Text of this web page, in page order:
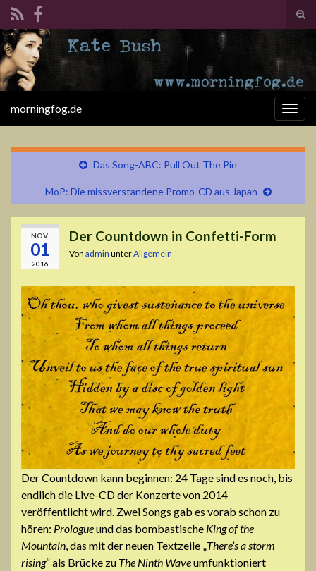
Search for:
morningfog.de
Das Song-ABC: Pull Out The Pin
MoP: Die missverstandene Promo-CD aus Japan
NOV.
01
2016
Der Countdown in Confetti-Form
Von admin unterAllgemein
Der Countdown kann beginnen: 24 Tage sind es noch, bis
endlich die Live-CD der Konzerte von 2014
veröffentlicht wird. Zwei Songs gab es vorab schon zu
hören: Prologueund das bombastische King of the
Mountain , das mit der neuen Textzeile „ There’s a storm
rising“ als Brücke zu The Ninth Waveumfunktioniert